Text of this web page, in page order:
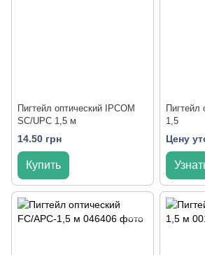
Пигтейл оптический IPCOM
SC/UPC 1,5 м
14.50 грн
Купить
Пигтейл
1,5
Цену